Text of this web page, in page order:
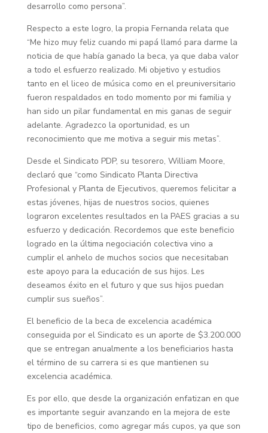
desarrollo como persona”.
Respecto a este logro, la propia Fernanda relata que
“Me hizo muy feliz cuando mi papá llamó para darme la
noticia de que había ganado la beca, ya que daba valor
a todo el esfuerzo realizado. Mi objetivo y estudios
tanto en el liceo de música como en el preuniversitario
fueron respaldados en todo momento por mi familia y
han sido un pilar fundamental en mis ganas de seguir
adelante. Agradezco la oportunidad, es un
reconocimiento que me motiva a seguir mis metas”.
Desde el Sindicato PDP, su tesorero, William Moore,
declaró que “como Sindicato Planta Directiva
Profesional y Planta de Ejecutivos, queremos felicitar a
estas jóvenes, hijas de nuestros socios, quienes
lograron excelentes resultados en la PAES gracias a su
esfuerzo y dedicación. Recordemos que este beneficio
logrado en la última negociación colectiva vino a
cumplir el anhelo de muchos socios que necesitaban
este apoyo para la educación de sus hijos. Les
deseamos éxito en el futuro y que sus hijos puedan
cumplir sus sueños”.
El beneficio de la beca de excelencia académica
conseguida por el Sindicato es un aporte de $3.200.000
que se entregan anualmente a los beneficiarios hasta
el término de su carrera si es que mantienen su
excelencia académica.
Es por ello, que desde la organización enfatizan en que
es importante seguir avanzando en la mejora de este
tipo de beneficios, como agregar más cupos, ya que son